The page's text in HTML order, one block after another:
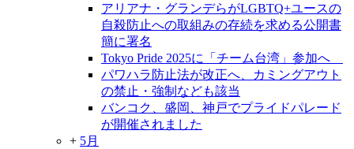
アリアナ・グランデらがLGBTQ+ユースの
自殺防止への取組みの存続を求める公開書
簡に署名
Tokyo Pride 2025に「チーム台湾」参加へ
パワハラ防止法が改正へ、カミングアウト
の禁止・強制なども該当
バンコク、盛岡、神戸でプライドパレード
が開催されました
+ 5月